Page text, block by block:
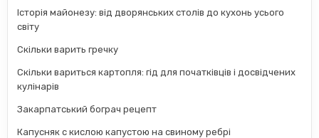
Історія майонезу: від дворянських столів до кухонь усього
світу
Скільки варить гречку
Скільки вариться картопля: гід для початківців і досвідчених
кулінарів
Закарпатський бограч рецепт
Капусняк с кислою капустою на свиному ребрі